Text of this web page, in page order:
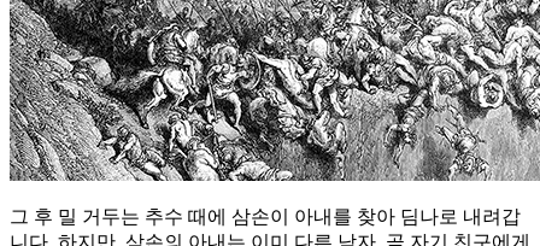
그 후 밀 거두는 추수 때에 삼손이 아내를 찾아 딤나로 내려갑
니다. 하지만, 삼손의 아내는 이미 다른 남자, 곧 자기 친구에게